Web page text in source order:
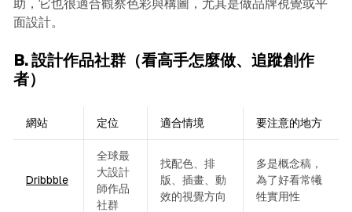
助，它也很適合觀察色彩與構圖，尤其是做品牌視覺或平
面設計。
B. 設計作品社群（看高手怎麼做、追蹤創作
者）
網站 定位 適合情境 要注意的地方
Dribbble
全球最
大設計
師作品
社群
找配色、排
版、插畫、動
效的視覺方向
多是概念稿，
為了好看常犧
牲實用性